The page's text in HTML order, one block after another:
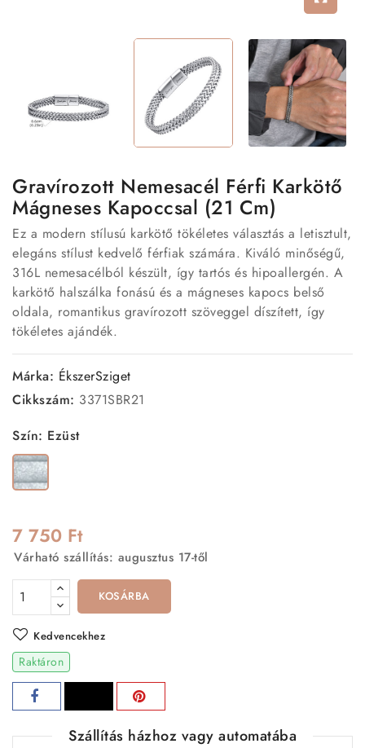
Gravírozott Nemesacél Férfi Karkötő
Mágneses Kapoccsal (21 Cm)
Ez a modern stílusú karkötő tökéletes választás a letisztult,
elegáns stílust kedvelő férfiak számára. Kiváló minőségű,
316L nemesacélból készült, így tartós és hipoallergén. A
karkötő halszálka fonású és a mágneses kapocs belső
oldala, romantikus gravírozott szöveggel díszített, így
tökéletes ajándék.
Márka: ÉkszerSziget
Cikkszám: 3371SBR21
Szín: Ezüst
Ezüst
7 750 Ft
Várható szállítás: augusztus 17-től
KOSÁRBA
Kedvencekhez
Raktáron
Szállítás házhoz vagy automatába